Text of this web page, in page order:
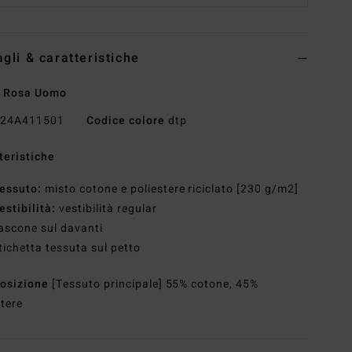
& caratteristiche
Uomo
24A411501 Codice colore dtp
misto cotone e poliestere riciclato [230 g/m2]
vestibilità regular
sul davanti
tessuta sul petto
[Tessuto principale] 55% cotone, 45%